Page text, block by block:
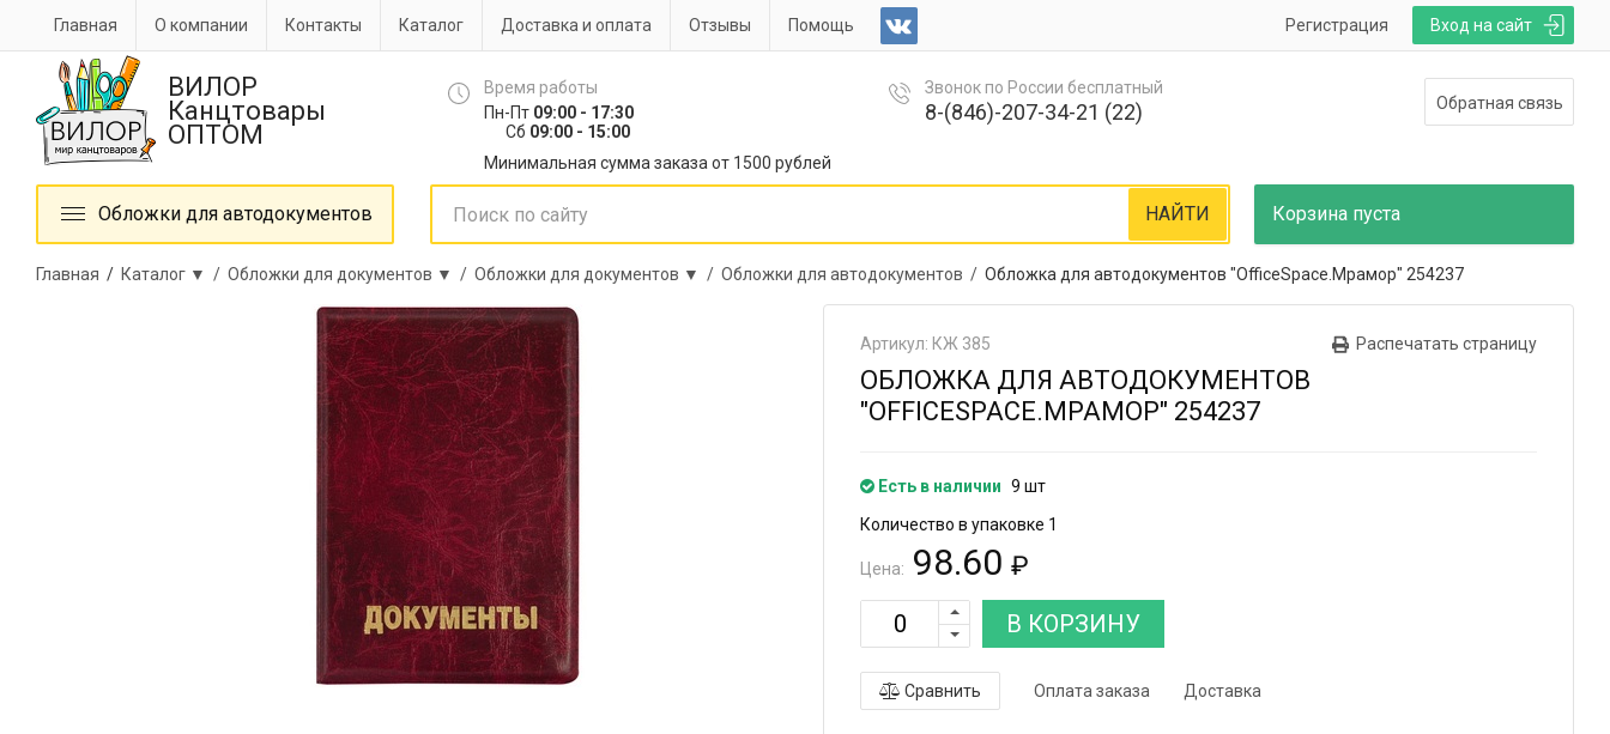
Вход на сайт
Регистрация
Главная О компании Контакты Каталог Доставка и оплата Отзывы Помощь
ВИЛОР
Канцтовары
ОПТОМ
Время работы
Пн-Пт 09:00 - 17:30
Сб 09:00 - 15:00
Минимальная сумма заказа от 1500 рублей
Звонок по России бесплатный
8-(846)-207-34-21 (22) Обратная связь
Обложки для автодокументов Корзина пуста
НАЙТИ
Главная / Каталог ▼ / Обложки для документов ▼ / Обложки для документов ▼ / Обложки для автодокументов / Обложка для автодокументов "OfficeSpace.Мрамор" 254237
Распечатать страницу
Артикул: КЖ 385
ОБЛОЖКА ДЛЯ АВТОДОКУМЕНТОВ
"OFFICESPACE.МРАМОР" 254237
Есть в наличии 9 шт
Количество в упаковке 1
Цена: 98.60 ₽
В КОРЗИНУ
Сравнить Оплата заказа Доставка